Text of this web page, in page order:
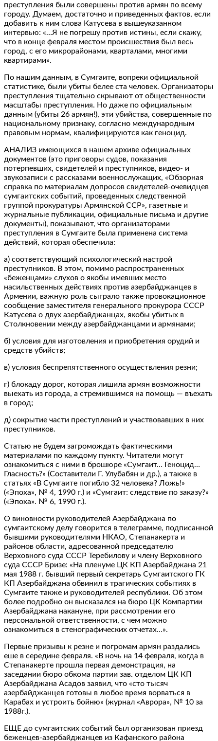
преступления были совершены против армян по всему
городу. Думаем, достаточно и приведенных фактов, если
добавить к ним слова Катусева в вышеуказанном
интервью: «…Я не погрешу против истины, если скажу,
что в конце февраля местом происшествия был весь
город, с его микрорайонами, кварталами, многими
квартирами».
По нашим данным, в Сумгаите, вопреки официальной
статистике, были убиты белее ста человек. Организаторы
преступления тщательно скрывают от общественности
масштабы преступления. Но даже по официальным
данным (убиты 26 армян!), эти убийства, совершенные по
национальному признаку, согласно международным
правовым нормам, квалифицируются как геноцид.
АНАЛИЗ имеющихся в нашем архиве официальных
документов (это приговоры судов, показания
потерпевших, свидетелей и преступников, видео- и
звукозаписи с рассказами военнослужащих, «Обзорная
справка по материалам допросов свидетелей-очевидцев
сумгаитских событий, проведенных следственной
группой прокуратуры Армянской ССР», газетные и
журнальные публикации, официальные письма и другие
документы), показывают, что организаторами
преступления в Сумгаите была применена система
действий, которая обеспечила:
а) соответствующий психологический настрой
преступников. В этом, помимо распространенных
«беженцами» слухов о якобы имевших место
насильственных действиях против азербайджанцев в
Армении, важную роль сыграло также провокационное
сообщение заместителя генерального прокурора СССР
Катусева о двух азербайджанцах, якобы убитых в
Столкновении между азербайджанцами и армянами;
б) условия для изготовления и приобретения орудий и
средств убийств;
в) условия беспрепятственного осуществления резни;
г) блокаду дорог, которая лишила армян возможности
выехать из города, а стремившимся на помощь — въехать
в город;
д) сокрытие части преступлений и участвовавших в них
преступников.
Статью не будем загромождать фактическими
материалами по каждому пункту. Читатели могут
ознакомиться с ними в брошюре «Сумгаит… Геноцид…
Гласность?» (Составители Г. Улубабян и др.), а также в
статьях «В Сумгаите погибло 32 человека? Ложь!»
(«Эпоха», № 4, 1990 г.) и «Сумгаит: следствие по заказу?»
(«Эпоха». № 6, 1990 г.).
О виновности руководителей Азербайджана по
сумгаитскому делу говорится в телеграмме, подписанной
бывшими руководителями НКАО, Степанакерта и
районов области, адресованной председателю
Верховного суда СССР Теребилову и члену Верховного
суда СССР Бризе: «На пленуме ЦК КП Азербайджана 21
мая 1988 г. бывший первый секретарь Сумгаитского ГК
КП Азербайджана обвинил в трагических событиях в
Сумгаите также и руководителей республики. Об этом
более подробно он высказался на бюро ЦК Компартии
Азербайджана накануне, при рассмотрении его
персональной ответственности, с чем можно
ознакомиться в стенографических отчетах…».
Первые призывы к резне и погромам армян раздались
еше в середине февраля. «В ночь на 14 февраля, когда в
Степанакерте прошла первая демонстрация, на
заседании бюро обкома партии зав. отделом ЦК КП
Азербайджана Асадов заявил, что «сто тысяч
азербайджанцев готовы в любое время ворваться в
Карабах и устроить бойню» (журнал «Аврора», № 10 за
1988г.).
ЕЩЕ до сумгаитских событий был организован приезд
беженцев-азербайджанцев из Кафанского района